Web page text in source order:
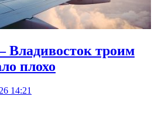
троим
плохо
14:21